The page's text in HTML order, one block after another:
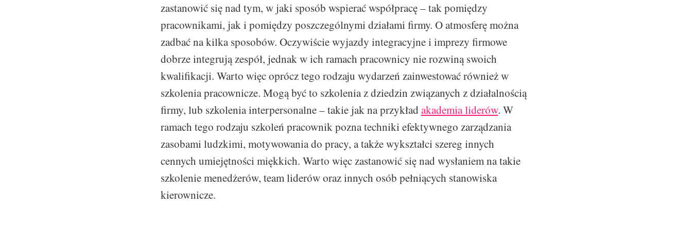
zastanowić się nad tym, w jaki sposób wspierać współpracę – tak pomiędzy
pracownikami, jak i pomiędzy poszczególnymi działami firmy. O atmosferę można
zadbać na kilka sposobów. Oczywiście wyjazdy integracyjne i imprezy firmowe
dobrze integrują zespół, jednak w ich ramach pracownicy nie rozwiną swoich
kwalifikacji. Warto więc oprócz tego rodzaju wydarzeń zainwestować również w
szkolenia pracownicze. Mogą być to szkolenia z dziedzin związanych z działalnością
firmy, lub szkolenia interpersonalne – takie jak na przykład akademia liderów. W
ramach tego rodzaju szkoleń pracownik pozna techniki efektywnego zarządzania
zasobami ludzkimi, motywowania do pracy, a także wykształci szereg innych
cennych umiejętności miękkich. Warto więc zastanowić się nad wysłaniem na takie
szkolenie menedżerów, team liderów oraz innych osób pełniących stanowiska
kierownicze.